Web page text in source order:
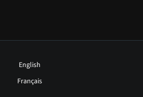
English
Français